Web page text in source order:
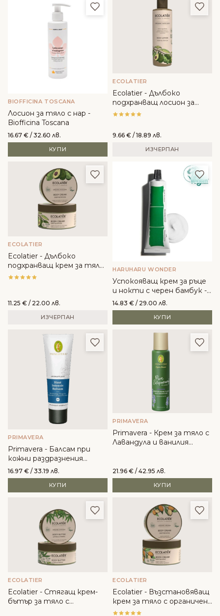
Добави в любими
BIOFFICINA TOSCANA
Лосион за тяло с нар -
Biofficina Toscana
16.67 € / 32.60 лв.
КУПИ
ECOLATIER
Ecolatier - Дълбоко
подхранващ лосион за
тяло с органично авокадо
9.66 € / 18.89 лв.
ИЗЧЕРПАН
Добави в любими
ECOLATIER
Ecolatier - Дълбоко
подхранващ крем за тяло
с органично авокадо
11.25 € / 22.00 лв.
ИЗЧЕРПАН
HARUHARU WONDER
Успокояващ крем за ръце
и нокти с черен бамбук -
Haruharu Wonder
14.83 € / 29.00 лв.
КУПИ
Добави в любими
PRIMAVERA
Primavera - Балсам при
кожни раздразнения
Aroma Care
16.97 € / 33.19 лв.
КУПИ
PRIMAVERA
Primavera - Крем за тяло с
Лавандула и ванилия
21.96 € / 42.95 лв.
КУПИ
Добави в любими
ECOLATIER
Ecolatier - Стягащ крем-
бътър за тяло с
ECOLATIER
Ecolatier - Възстановяващ
крем за тяло с органичен
арган